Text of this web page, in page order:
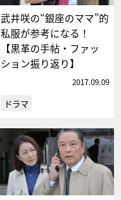
武井咲の“銀座のママ”的
私服が参考になる！
【黒革の手帖・ファッ
ション振り返り】
2017.09.09
ドラマ